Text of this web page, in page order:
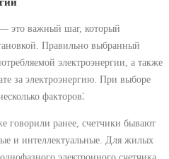
это важный шаг, который
Правильно выбранный
электроэнергии, а также
за электроэнергию. При выборе
факторов⁚
говорили ранее, счетчики бывают
и интеллектуальные. Для жилых